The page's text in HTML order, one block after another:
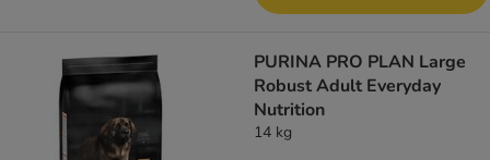
PURINA PRO PLAN Large
Robust Adult Everyday
Nutrition
14 kg